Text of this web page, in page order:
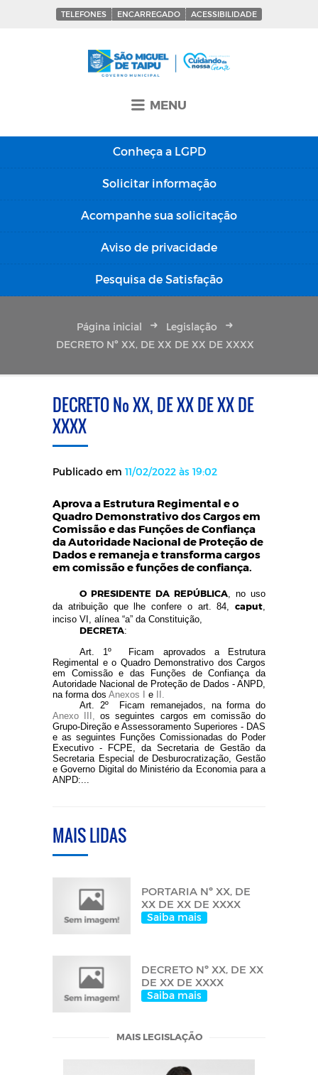
TELEFONES ENCARREGADO ACESSIBILIDADE
MENU
Conheça a LGPD
Solicitar informação
Acompanhe sua solicitação
Aviso de privacidade
Pesquisa de Satisfação
Página inicial
Legislação
DECRETO Nº XX, DE XX DE XX DE XXXX
DECRETO Nº XX, DE XX DE XX DE
XXXX
Publicado em 11/02/2022 às 19:02
Aprova a Estrutura Regimental e o
Quadro Demonstrativo dos Cargos em
Comissão e das Funções de Confiança
da Autoridade Nacional de Proteção de
Dados e remaneja e transforma cargos
em comissão e funções de confiança.
O PRESIDENTE DA REPÚBLICA, no uso
da atribuição que lhe confere o art. 84, caput,
inciso VI, alínea “a” da Constituição,
DECRETA:
Art. 1º Ficam aprovados a Estrutura
Regimental e o Quadro Demonstrativo dos Cargos
em Comissão e das Funções de Confiança da
Autoridade Nacional de Proteção de Dados - ANPD,
na forma dos Anexos I e
II.
Art. 2º Ficam remanejados, na forma do
Anexo III, os seguintes cargos em comissão do
Grupo-Direção e Assessoramento Superiores - DAS
e as seguintes Funções Comissionadas do Poder
Executivo - FCPE, da Secretaria de Gestão da
Secretaria Especial de Desburocratização, Gestão
e Governo Digital do Ministério da Economia para a
ANPD:...
MAIS LIDAS
PORTARIA Nº XX, DE
XX DE XX DE XXXX
Saiba mais
DECRETO Nº XX, DE XX
DE XX DE XXXX
Saiba mais
MAIS LEGISLAÇÃO